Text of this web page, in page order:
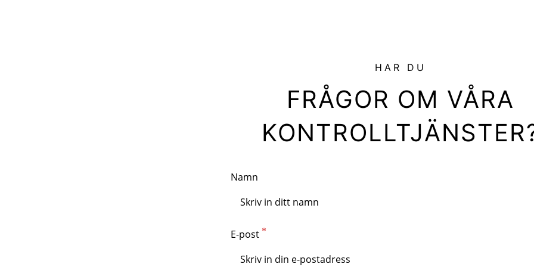
HAR DU
FRÅGOR OM VÅRA
Namn
E-post